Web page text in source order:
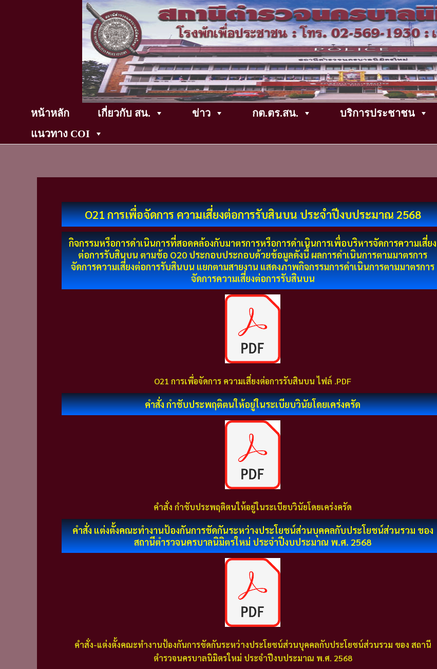
หน้าหลัก เกี่ยวกับ สน. ข่าว กต.ตร.สน. บริการประชาชน
แนวทาง COI
O21 การเพื่อจัดการ ความเสี่ยงต่อการรับสินบน ประจำปีงบประมาณ 2568
กิจกรรมหรือการดำเนินการที่สอดคล้องกับมาตรการหรือการดำเนินการเพื่อบริหารจัดการความเสี่ยง
ต่อการรับสินบน ตามข้อ O20 ประกอบประกอบด้วยข้อมูลดังนี้ ผลการดำเนินการตามมาตรการ
จัดการความเสี่ยงต่อการรับสินบน แยกตามสายงาน แสดงภาพกิจกรรมการดำเนินการตามมาตรการ
จัดการความเสี่ยงต่อการรับสินบน
O21 การเพื่อจัดการ ความเสี่ยงต่อการรับสินบน ไฟล์ .PDF
คำสั่ง กำชับประพฤติตนให้อยู่ในระเบียบวินัยโดยเคร่งครัด
คำสั่ง กำชับประพฤติตนให้อยู่ในระเบียบวินัยโดยเคร่งครัด
คำสั่ง แต่งตั้งคณะทำงานป้องกันการขัดกันระหว่างประโยชน์ส่วนบุคคลกับประโยชน์ส่วนรวม ของ
สถานีตำรวจนครบาลนิมิตรใหม่ ประจำปีงบประมาณ พ.ศ. 2568
คำสั่ง-แต่งตั้งคณะทำงานป้องกันการขัดกันระหว่างประโยชน์ส่วนบุคคลกับประโยชน์ส่วนรวม ของ สถานี
ตำรวจนครบาลนิมิตรใหม่ ประจำปีงบประมาณ พ.ศ. 2568